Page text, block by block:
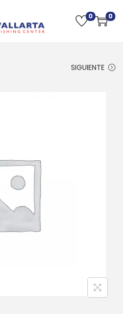
0 0
SIGUIENTE